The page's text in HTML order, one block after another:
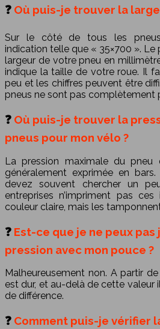
❓ Où puis-je trouver la
Sur le côté de tous les
indication telle que « 35×700 ». Le
largeur de votre pneu en
indique la taille de votre roue. Il
peu et les chiffres peuvent être
pneus ne sont pas complètement
❓ Où puis-je trouver la
pneus pour mon vélo ?
La pression maximale du
généralement exprimée en
devez souvent chercher un
entreprises n’impriment pas
couleur claire, mais les
❓ Est-ce que je ne peux
pression avec mon pouce ?
Malheureusement non. A partir
est dur, et au-delà de cette valeur
de différence.
❓ Comment puis-je vérifier